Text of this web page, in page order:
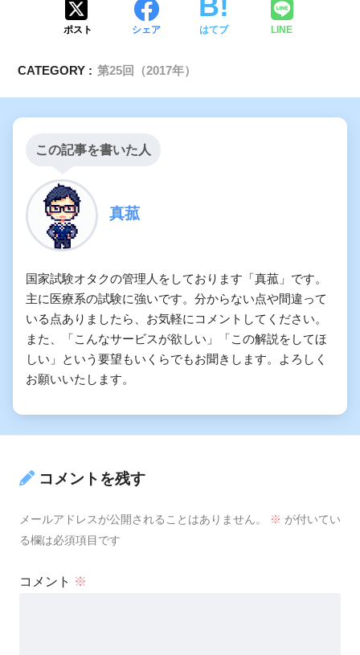
ポスト シェア はてブ LINE
CATEGORY : 第25回（2017年）
この記事を書いた人
真菰
国家試験オタクの管理人をしております「真菰」です。
主に医療系の試験に強いです。分からない点や間違って
いる点ありましたら、お気軽にコメントしてください。
また、「こんなサービスが欲しい」「この解説をしてほ
しい」という要望もいくらでもお聞きします。よろしく
お願いいたします。
コメントを残す
メールアドレスが公開されることはありません。 ※ が付いてい
る欄は必須項目です
コメント ※